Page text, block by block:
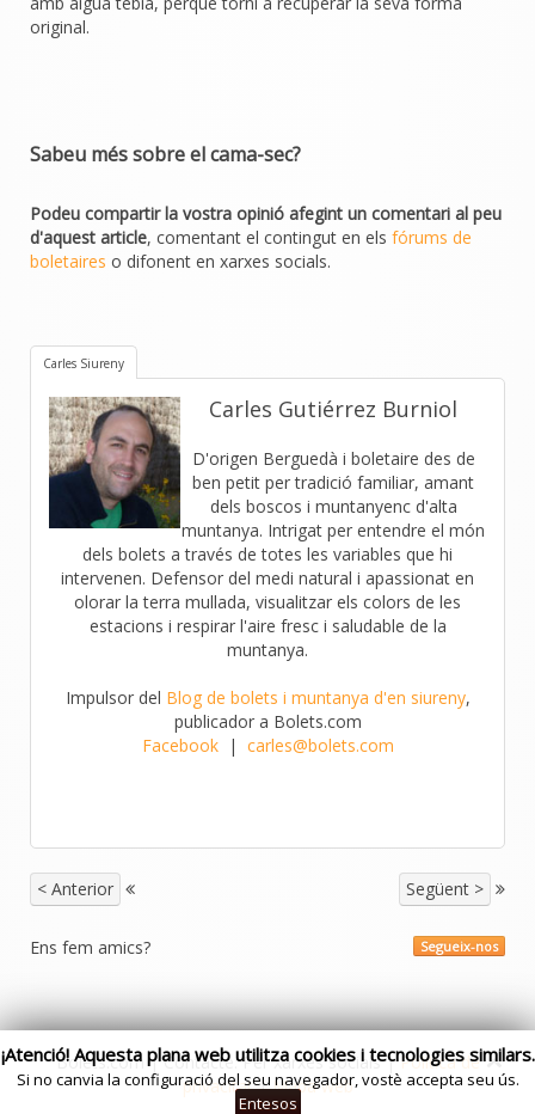
original.
Sabeu més sobre el cama-sec?
Podeu compartir la vostra opinió afegint un comentari al peu
d'aquest article, comentant el contingut en els fórums de
boletaires o difonent en xarxes socials.
Carles Siureny
Carles Gutiérrez Burniol
D'origen Berguedà i boletaire des de
ben petit per tradició familiar, amant
dels boscos i muntanyenc d'alta
muntanya. Intrigat per entendre el món
dels bolets a través de totes les variables que hi
intervenen. Defensor del medi natural i apassionat en
olorar la terra mullada, visualitzar els colors de les
estacions i respirar l'aire fresc i saludable de la
muntanya.
Impulsor del Blog de bolets i muntanya d'en siureny,
publicador a Bolets.com
Facebook| carles@bolets.com
< Anterior Següent >
Segueix-nos
Ens fem amics?
Bolets.com | Contacte: Per xarxes socials |Politica de
privacitat|Mapa web
¡Atenció! Aquesta plana web utilitza cookies i tecnologies similars.
Si no canvia la configuració del seu navegador, vostè accepta seu ús.
Entesos